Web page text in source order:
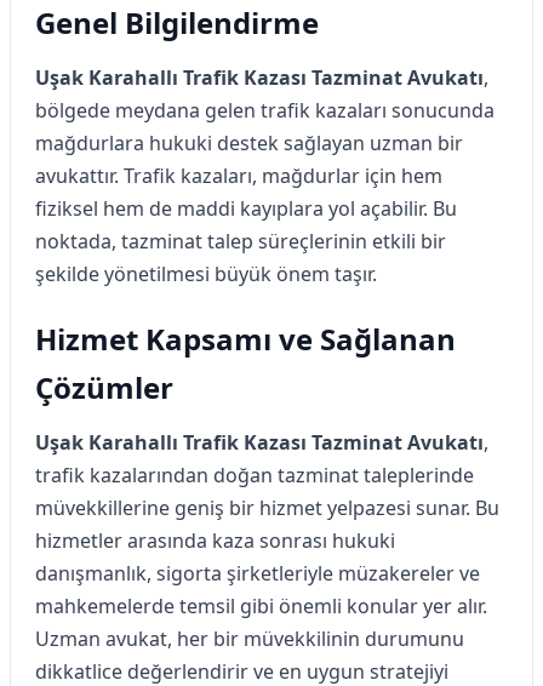
Genel Bilgilendirme
Uşak Karahallı Trafik Kazası Tazminat Avukatı,
bölgede meydana gelen trafik kazaları sonucunda
mağdurlara hukuki destek sağlayan uzman bir
avukattır. Trafik kazaları, mağdurlar için hem
fiziksel hem de maddi kayıplara yol açabilir. Bu
noktada, tazminat talep süreçlerinin etkili bir
şekilde yönetilmesi büyük önem taşır.
Hizmet Kapsamı ve Sağlanan
Çözümler
Uşak Karahallı Trafik Kazası Tazminat Avukatı,
trafik kazalarından doğan tazminat taleplerinde
müvekkillerine geniş bir hizmet yelpazesi sunar. Bu
hizmetler arasında kaza sonrası hukuki
danışmanlık, sigorta şirketleriyle müzakereler ve
mahkemelerde temsil gibi önemli konular yer alır.
Uzman avukat, her bir müvekkilinin durumunu
dikkatlice değerlendirir ve en uygun stratejiyi